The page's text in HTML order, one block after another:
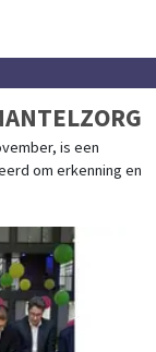
is een
om erkenning en